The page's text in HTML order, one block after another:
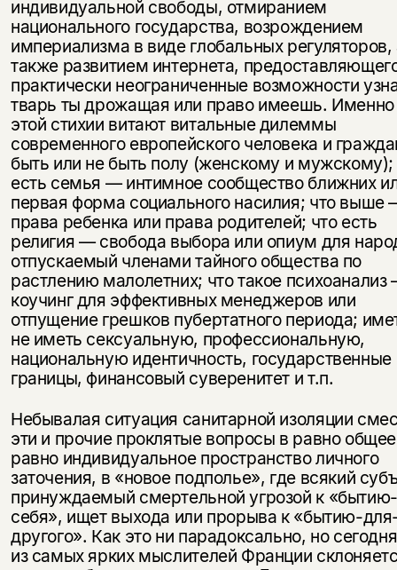
индивидуальной свободы, отмиранием
национального государства, возрождением
империализма в виде глобальных регуляторов,
также развитием интернета,
практически неограниченные возможности
тварь ты дрожащая или право имеешь. Именно
этой стихии витают витальные дилеммы
современного европейского человека и
быть или не быть полу (женскому и мужскому);
есть семья — интимное сообщество ближних
первая форма социального насилия; что выше
права ребенка или права родителей; что есть
религия — свобода выбора или опиум для
отпускаемый членами тайного общества по
растлению малолетних; что такое психоанализ
коучинг для эффективных менеджеров или
отпущение грешков пубертатного периода;
не иметь сексуальную, профессиональную,
национальную идентичность, государственные
границы, финансовый суверенитет и т.п.
Небывалая ситуация санитарной изоляции
эти и прочие проклятые вопросы в равно
равно индивидуальное пространство личного
заточения, в «новое подполье», где всякий
принуждаемый смертельной угрозой к
себя», ищет выхода или прорыва к «бытию-
другого». Как это ни парадоксально, но
из самых ярких мыслителей Франции